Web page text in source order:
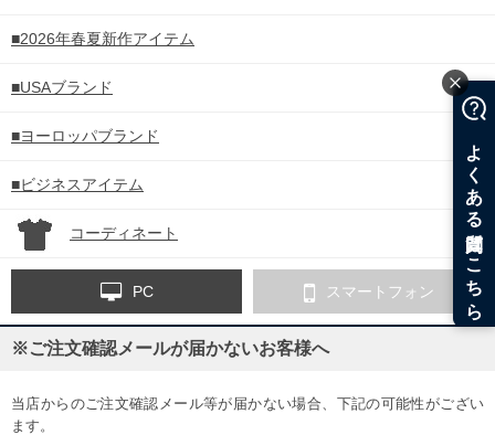
■2026年春夏新作アイテム
■USAブランド
■ヨーロッパブランド
■ビジネスアイテム
コーディネート
PC スマートフォン
※ご注文確認メールが届かないお客様へ
当店からのご注文確認メール等が届かない場合、下記の可能性がござい
ます。